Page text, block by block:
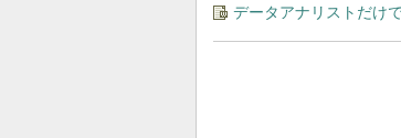
データアナリストだけ